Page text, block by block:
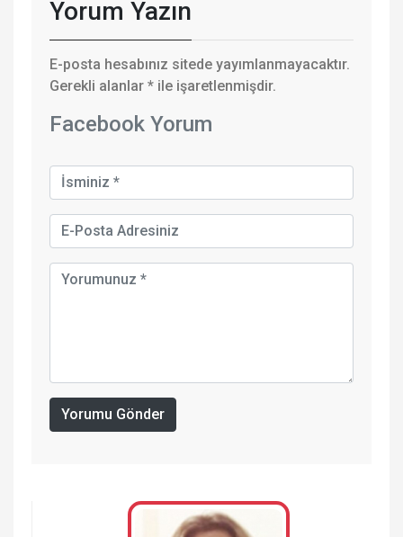
Yorum Yazın
E-posta hesabınız sitede yayımlanmayacaktır.
Gerekli alanlar * ile işaretlenmişdir.
Facebook Yorum
Yorumu Gönder